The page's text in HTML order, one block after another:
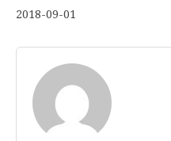
2018-09-01